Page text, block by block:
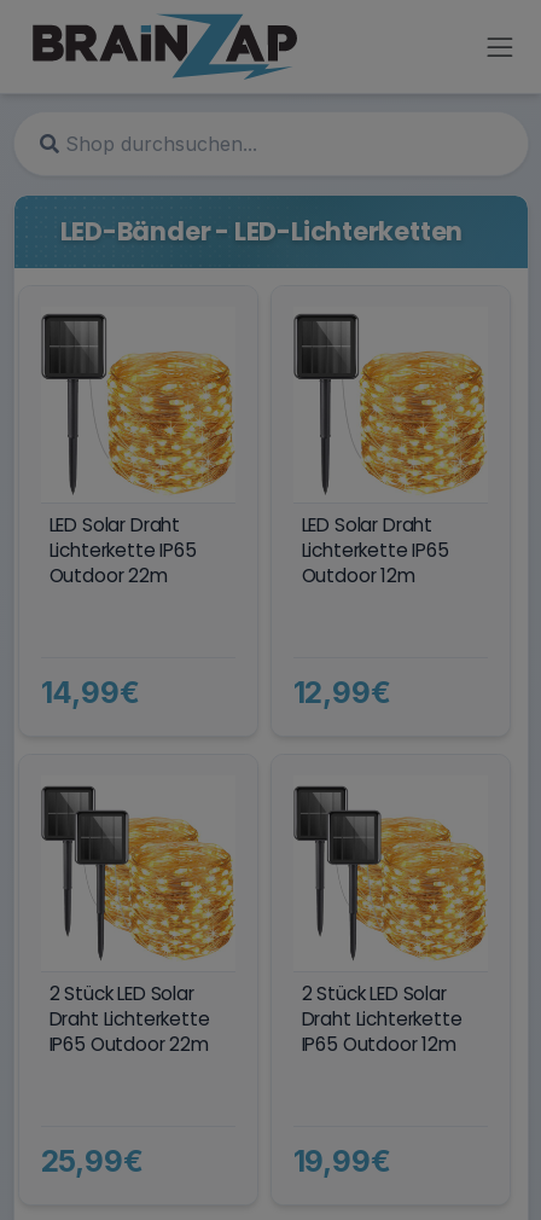
LED-Bänder - LED-Lichterketten
LED Solar Draht
Lichterkette IP65
Outdoor 22m
14,99€
LED Solar Draht
Lichterkette IP65
Outdoor 12m
12,99€
2 Stück LED Solar
Draht Lichterkette
IP65 Outdoor 22m
25,99€
2 Stück LED Solar
Draht Lichterkette
IP65 Outdoor 12m
19,99€